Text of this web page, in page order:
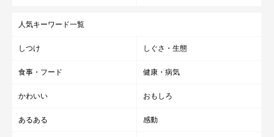
人気キーワード一覧
しつけ しぐさ・生態
食事・フード 健康・病気
かわいい おもしろ
あるある 感動